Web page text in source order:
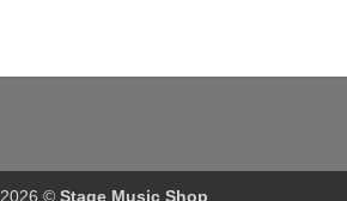
© Stage Music Shop